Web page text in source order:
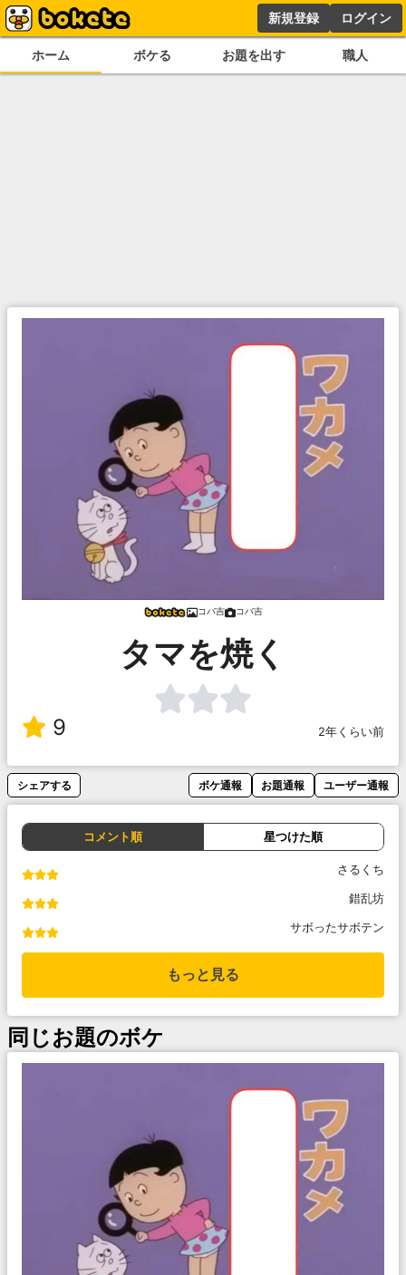
新規登録 ログイン
ホーム ボケる お題を出す 職人
コバ吉 コバ吉
タマを焼く
9 2年くらい前
シェアする ボケ通報 お題通報 ユーザー通報
コメント順 星つけた順
さるくち
錯乱坊
サボったサボテン
もっと見る
同じお題のボケ